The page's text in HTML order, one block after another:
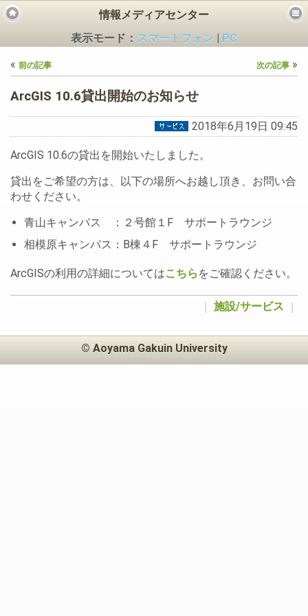
ス
情報メディアセンター
表示モード： スマートフォン
PC
« 前の記事 次の記事 »
ArcGIS 10.6貸出開始のお知らせ
2018年6月19日 09:45
ArcGIS 10.6の貸出を開始いたしました。
貸出をご希望の方は、以下の場所へお越し頂き、お問い合
わせください。
青山キャンパス ：２号館１F サポートラウンジ
相模原キャンパス：B棟４F サポートラウンジ
ArcGISの利用の詳細についてはこちら をご確認ください。
施設/サービス
© Aoyama Gakuin University